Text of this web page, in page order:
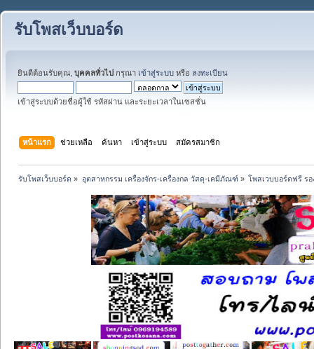
รับโพสเว็บบอร์ด
ยินดีต้อนรับคุณ, บุคคลทั่วไป กรุณา เข้าสู่ระบบ หรือ ลงทะเบียน
เข้าสู่ระบบด้วยชื่อผู้ใช้ รหัสผ่าน และระยะเวลาในเซสชั่น
หน้าแรก ช่วยเหลือ ค้นหา เข้าสู่ระบบ สมัครสมาชิก
รับโพสเว็บบอร์ด » อุตสาหกรรม เครื่องจักร-เครื่องกล วัสดุ-เคมีภัณฑ์ » โพสเวบบอร์ดฟรี รอ